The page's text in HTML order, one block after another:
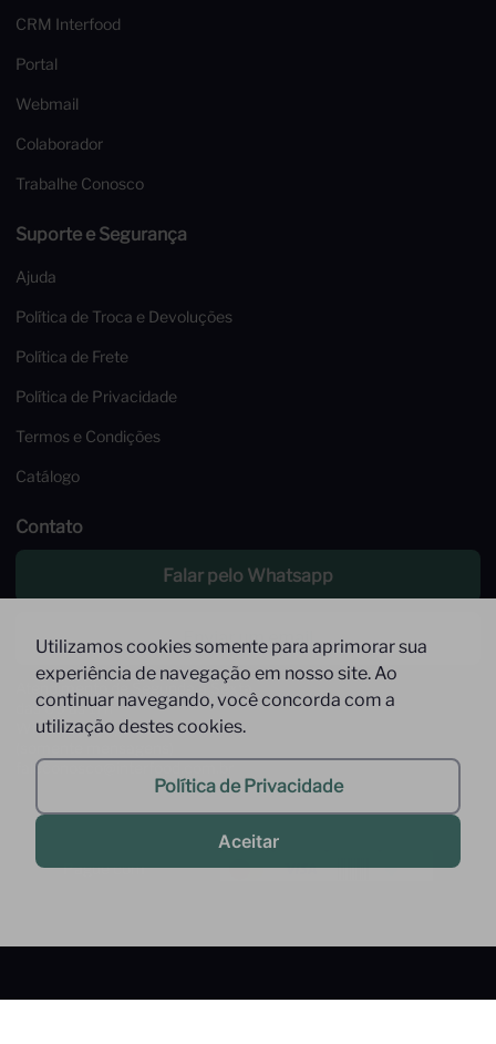
Utilizamos cookies somente para aprimorar sua
experiência de navegação em nosso site. Ao
continuar navegando, você concorda com a
utilização destes cookies.
Política de Privacidade
Aceitar
CRM Interfood
Portal
Webmail
Colaborador
Trabalhe Conosco
Suporte e Segurança
Ajuda
Política de Troca e Devoluções
Política de Frete
Política de Privacidade
Termos e Condições
Catálogo
Contato
Falar pelo Whatsapp
Enviar um email
Atendimento de Segunda à Sexta,
das 09 às 17h
Whatsapp: (11) 9 9278-9369
faleconosco@interfood.com.br
Pague com